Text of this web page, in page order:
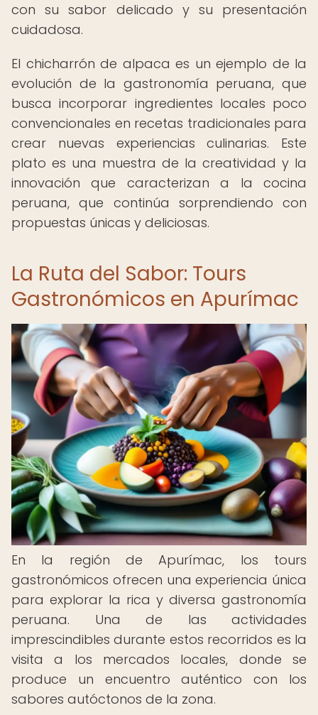
con su sabor delicado y su presentación
cuidadosa.
El chicharrón de alpaca es un ejemplo de la
evolución de la gastronomía peruana, que
busca incorporar ingredientes locales poco
convencionales en recetas tradicionales para
crear nuevas experiencias culinarias. Este
plato es una muestra de la creatividad y la
innovación que caracterizan a la cocina
peruana, que continúa sorprendiendo con
propuestas únicas y deliciosas.
La Ruta del Sabor: Tours
Gastronómicos en Apurímac
En la región de Apurímac, los tours
gastronómicos ofrecen una experiencia única
para explorar la rica y diversa gastronomía
peruana. Una de las actividades
imprescindibles durante estos recorridos es la
visita a los mercados locales, donde se
produce un encuentro auténtico con los
sabores autóctonos de la zona.